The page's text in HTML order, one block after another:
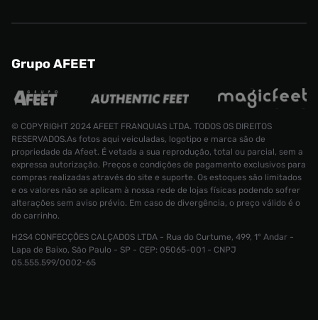
Grupo AFEET
© COPYRIGHT 2024 AFEET FRANQUIAS LTDA. TODOS OS DIREITOS
RESERVADOS.As fotos aqui veiculadas, logotipo e marca são de
propriedade da Afeet. É vetada a sua reprodução, total ou parcial, sem a
expressa autorização. Preços e condições de pagamento exclusivos para
compras realizadas através do site e suporte. Os estoques são limitados
e os valores não se aplicam à nossa rede de lojas físicas podendo sofrer
alterações sem aviso prévio. Em caso de divergência, o preço válido é o
do carrinho.
H2S4 CONFECÇÕES CALÇADOS LTDA - Rua do Curtume, 499, 1° Andar -
Lapa de Baixo, São Paulo - SP - CEP: 05065-001 - CNPJ
05.555.599/0002-65